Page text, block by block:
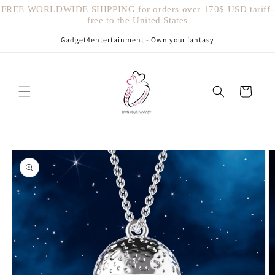
FREE WORLDWIDE SHIPPING for orders over 170$ USD tariff-
free to the United States
direttamente
Gadget4entertainment - Own your fantasy
Carrello
Passa alle
informazioni
sul prodotto